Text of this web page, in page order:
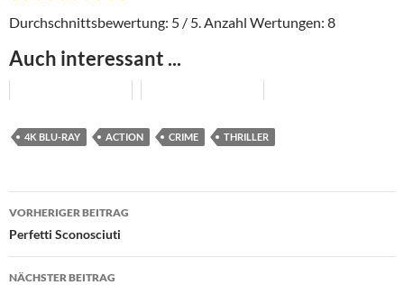
Durchschnittsbewertung: 5 / 5. Anzahl Wertungen: 8
Auch interessant ...
4K BLU-RAY ACTION CRIME THRILLER
Beitragsnavigation
VORHERIGER BEITRAG
Perfetti Sconosciuti
NÄCHSTER BEITRAG